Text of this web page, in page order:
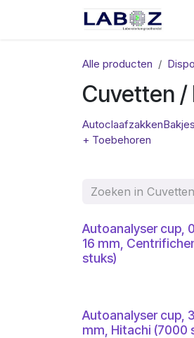
Alle producten
Cuvetten /
Autoclaafzakken
+ Toebehoren
Bakjes
Autoanalyser cup,
16 mm,
stuks)
Autoanalyser cup,
mm, Hitachi (7000